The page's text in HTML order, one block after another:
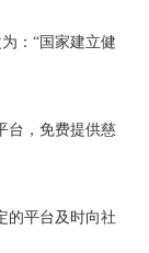
：“国家建立健
台，免费提供慈
的平台及时向社